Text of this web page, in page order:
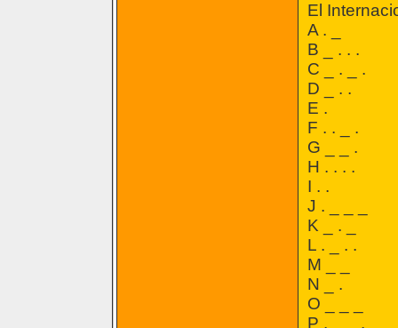
El
A . _
B _ . . .
C _ . _ .
D _ . .
E .
F . . _ .
G _ _ .
H . . . .
I . .
J . _ _ _
K _ . _
L . _ . .
M _ _
N _ .
O _ _ _
P . _ _ .